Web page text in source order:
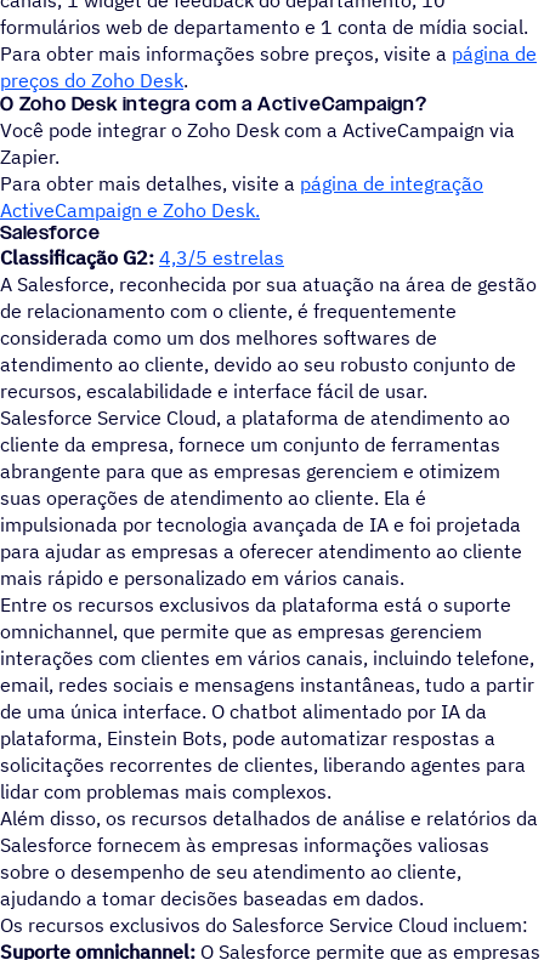
formulários web de departamento e 1 conta de mídia social.
Para obter mais informações sobre preços, visite a página de
preços do Zoho Desk.
O Zoho Desk integra com a ActiveCampaign?
Você pode integrar o Zoho Desk com a ActiveCampaign via
Zapier.
Para obter mais detalhes, visite a página de integração
ActiveCampaign e Zoho Desk.
Salesforce
Classificação G2: 4,3/5 estrelas
A Salesforce, reconhecida por sua atuação na área de gestão
de relacionamento com o cliente, é frequentemente
considerada como um dos melhores softwares de
atendimento ao cliente, devido ao seu robusto conjunto de
recursos, escalabilidade e interface fácil de usar.
Salesforce Service Cloud, a plataforma de atendimento ao
cliente da empresa, fornece um conjunto de ferramentas
abrangente para que as empresas gerenciem e otimizem
suas operações de atendimento ao cliente. Ela é
impulsionada por tecnologia avançada de IA e foi projetada
para ajudar as empresas a oferecer atendimento ao cliente
mais rápido e personalizado em vários canais.
Entre os recursos exclusivos da plataforma está o suporte
omnichannel, que permite que as empresas gerenciem
interações com clientes em vários canais, incluindo telefone,
email, redes sociais e mensagens instantâneas, tudo a partir
de uma única interface. O chatbot alimentado por IA da
plataforma, Einstein Bots, pode automatizar respostas a
solicitações recorrentes de clientes, liberando agentes para
lidar com problemas mais complexos.
Além disso, os recursos detalhados de análise e relatórios da
Salesforce fornecem às empresas informações valiosas
sobre o desempenho de seu atendimento ao cliente,
ajudando a tomar decisões baseadas em dados.
Os recursos exclusivos do Salesforce Service Cloud incluem:
Suporte omnichannel: O Salesforce permite que as empresas